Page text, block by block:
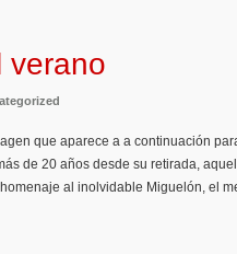
verano
que aparece a a continuación
de 20 años desde su retirada,
al inolvidable Miguelón, el